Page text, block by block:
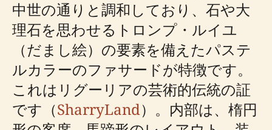
中世の通りと調和しており、石や大
理石を思わせるトロンプ・ルイユ
（だまし絵）の要素を備えたパステ
ルカラーのファサードが特徴です。
これはリグーリアの芸術的伝統の証
です（SharryLand）。内部は、楕円